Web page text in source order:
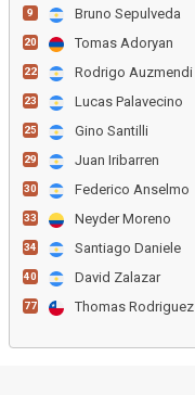
9 Bruno Sepulveda
20 Tomas Adoryan
22 Rodrigo Auzmendi
23 Lucas Palavecino
25 Gino Santilli
29 Juan Iribarren
30 Federico Anselmo
33 Neyder Moreno
34 Santiago Daniele
40 David Zalazar
77 Thomas Rodriguez